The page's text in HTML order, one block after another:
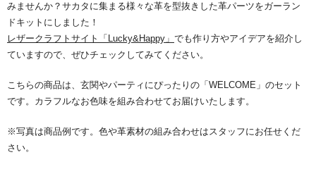
みませんか？サカタに集まる様々な革を型抜きした革パーツをガーラン
ドキットにしました！
レザークラフトサイト「Lucky&Happy」 でも作り方やアイデアを紹介し
ていますので、ぜひチェックしてみてください。
こちらの商品は、玄関やパーティにぴったりの「WELCOME」のセット
です。カラフルなお色味を組み合わせてお届けいたします。
※写真は商品例です。色や革素材の組み合わせはスタッフにお任せくだ
さい。